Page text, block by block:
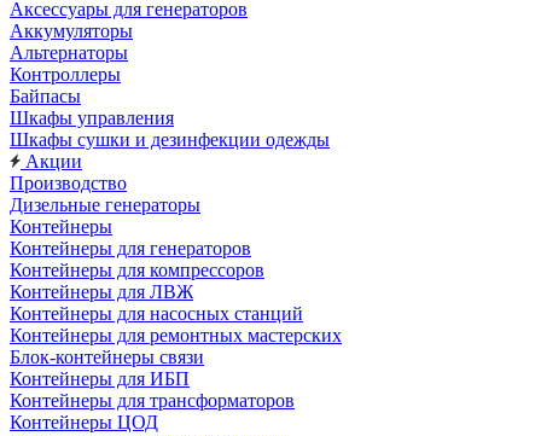
Аксессуары для генераторов
Аккумуляторы
Альтернаторы
Контроллеры
Байпасы
Шкафы управления
Шкафы сушки и дезинфекции одежды
Акции
Производство
Дизельные генераторы
Контейнеры
Контейнеры для генераторов
Контейнеры для компрессоров
Контейнеры для ЛВЖ
Контейнеры для насосных станций
Контейнеры для ремонтных мастерских
Блок-контейнеры связи
Контейнеры для ИБП
Контейнеры для трансформаторов
Контейнеры ЦОД